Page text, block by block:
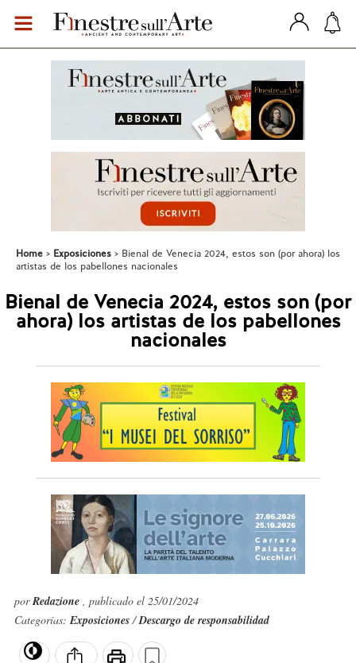
Home Exposiciones
Bienal de Venecia 2024, estos son (por ahora) los
artistas de los pabellones nacionales
Bienal de Venecia 2024, estos son (por
ahora) los artistas de los pabellones
nacionales
porRedazione , publicado el 25/01/2024
Categorías:Exposiciones/Descargo de responsabilidad